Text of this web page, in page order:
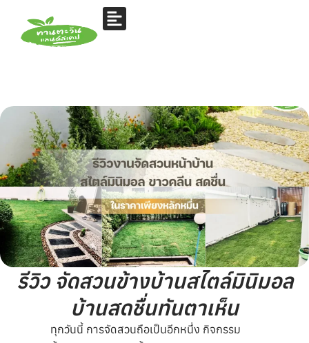
รีวิว จัดสวนข้างบ้านสไตล์มินิมอล
บ้านสดชื่นทันตาเห็น
ทุกวันนี้ การจัดสวนถือเป็นอีกหนึ่ง กิจกรรม